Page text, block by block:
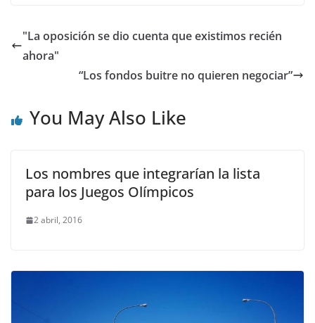
"La oposición se dio cuenta que existimos recién
ahora"
“Los fondos buitre no quieren negociar”
You May Also Like
Los nombres que integrarían la lista
para los Juegos Olímpicos
2 abril, 2016